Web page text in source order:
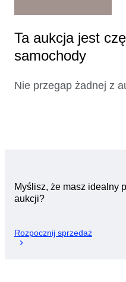
Ta aukcja jest
samochody
Nie przegap żadnej z
Myślisz, że masz idealny
aukcji?
Rozpocznij sprzedaż